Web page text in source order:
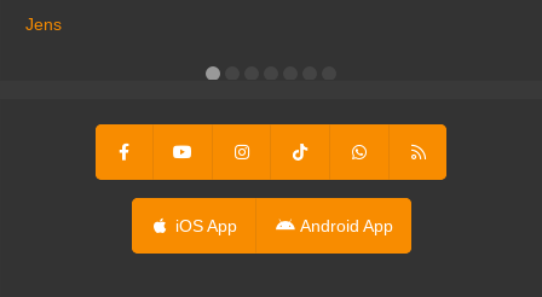
Jens
iOS App Android App